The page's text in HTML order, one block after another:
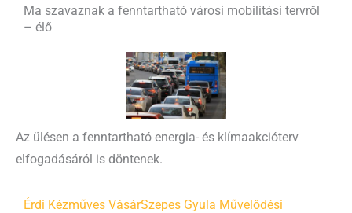
Ma szavaznak a fenntartható városi mobilitási tervről
– élő
Az ülésen a fenntartható energia- és klímaakcióterv
elfogadásáról is döntenek.
Érdi Kézműves VásárSzepes Gyula Művelődési